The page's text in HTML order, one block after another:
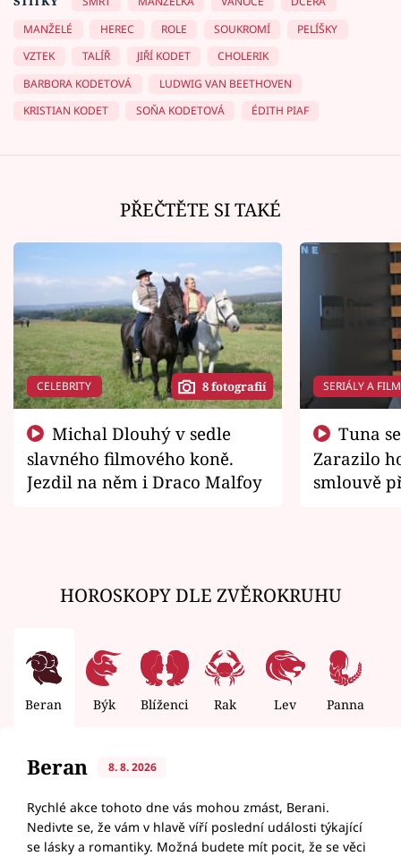
MANŽELÉ
HEREC ROLE SOUKROMÍ
PELÍŠKY
VZTEK
TALÍŘ JIŘÍ KODET
CHOLERIK
BARBORA KODETOVÁ
LUDWIG VAN BEETHOVEN
KRISTIAN KODET
SOŇA KODETOVÁ ÉDITH PIAF
PŘEČTĚTE SI TAKÉ
CELEBRITY 8 fotografií
slavného filmového koně.
Jezdil na něm i Draco Malfoy
SERIÁLY A
Zarazilo
smlouvě
HOROSKOPY DLE ZVĚROKRUHU
Beran Býk Blíženci Rak Lev Panna
Beran 8. 8. 2026
Rychlé akce tohoto dne vás mohou zmást, Berani.
Nedivte se, že vám v hlavě víří poslední události týkající
se lásky a romantiky. Možná budete mít pocit, že se věci